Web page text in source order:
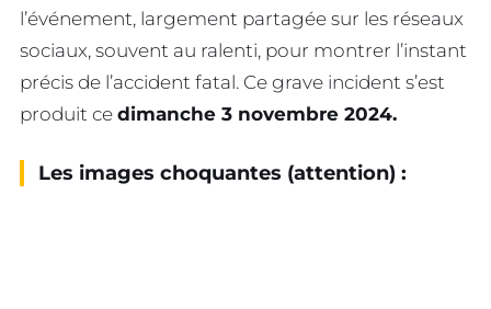
l’événement, largement partagée sur les réseaux
sociaux, souvent au ralenti, pour montrer l’instant
précis de l’accident fatal. Ce grave incident s’est
produit ce dimanche 3 novembre 2024.
Les images choquantes (attention) :